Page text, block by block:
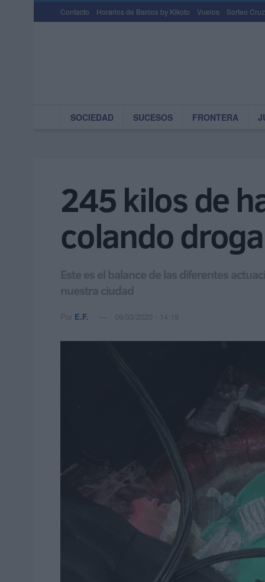
Contacto Horarios de Barcos by Kikoto Vuelos Sorteo
SOCIEDAD SUCESOS FRONTERA
245 kilos de
colando
Este es el balance de las diferentes
nuestra ciudad
Por E.F. 09/03/2020 - 14:19